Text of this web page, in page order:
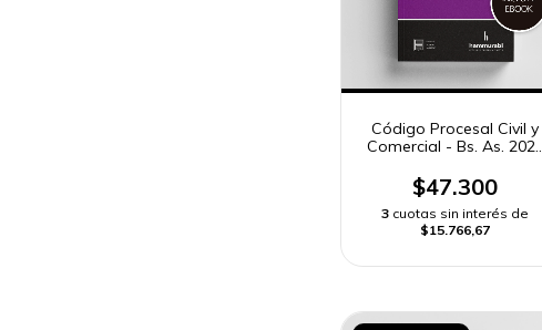
Código Procesal Civil y
Comercial - Bs. As. 2026
$47.300
3 cuotas sin interés de
$15.766,67